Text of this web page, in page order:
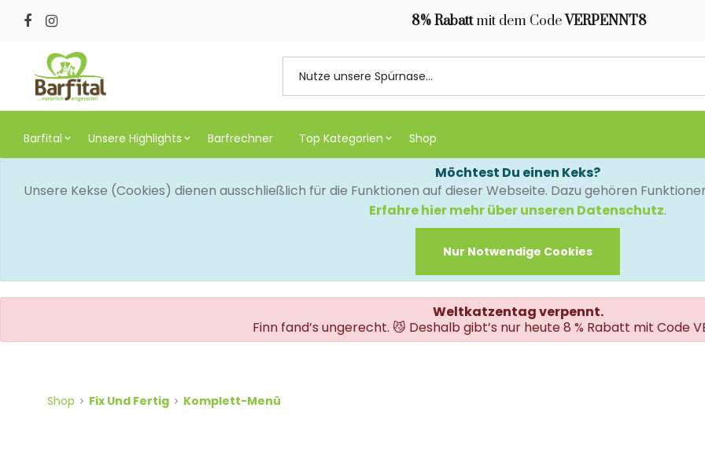
8% Rabattmit dem CodeVERPENNT8
Barfital Unsere Highlights Barfrechner Top Kategorien Shop
Möchtest Du einen Keks?
Unsere Kekse (Cookies) dienen ausschließlich für die Funktionen auf dieser Webseite. Dazu gehören
Erfahre hier mehr über unseren Datenschutz.
Nur Notwendige Cookies
Weltkatzentag verpennt.
Finn fand’s ungerecht. 😼 Deshalb gibt’s nur heute 8 % Rabatt mit Code
Shop Fix Und Fertig Komplett-Menü